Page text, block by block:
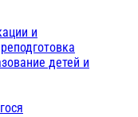
и
детей и